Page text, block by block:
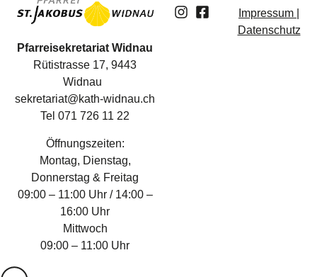
Pfarreisekretariat Widnau
Rütistrasse 17, 9443
Widnau
sekretariat@kath-widnau.ch
Tel 071 726 11 22
Öffnungszeiten:
Montag, Dienstag,
Donnerstag & Freitag
09:00 – 11:00 Uhr / 14:00 –
16:00 Uhr
Mittwoch
09:00 – 11:00 Uhr
Impressum |
Datenschutz